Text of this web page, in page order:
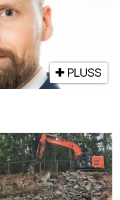
PLUSS